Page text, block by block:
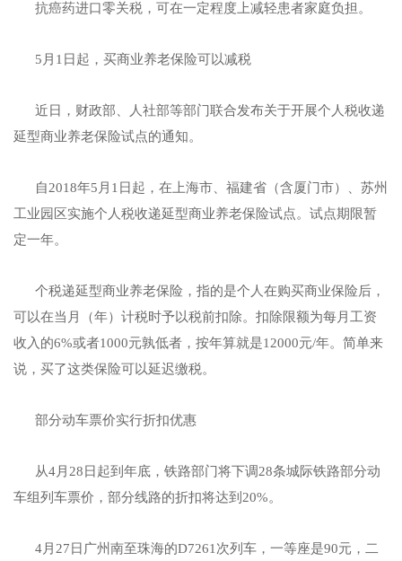
抗癌药进口零关税，可在一定程度上减轻患者家庭负担。
5月1日起，买商业养老保险可以减税
近日，财政部、人社部等部门联合发布关于开展个人税收递
延型商业养老保险试点的通知。
自2018年5月1日起，在上海市、福建省（含厦门市）、苏州
工业园区实施个人税收递延型商业养老保险试点。试点期限暂
定一年。
个税递延型商业养老保险，指的是个人在购买商业保险后，
可以在当月（年）计税时予以税前扣除。扣除限额为每月工资
收入的6%或者1000元孰低者，按年算就是12000元/年。简单来
说，买了这类保险可以延迟缴税。
部分动车票价实行折扣优惠
从4月28日起到年底，铁路部门将下调28条城际铁路部分动
车组列车票价，部分线路的折扣将达到20%。
4月27日广州南至珠海的D7261次列车，一等座是90元，二